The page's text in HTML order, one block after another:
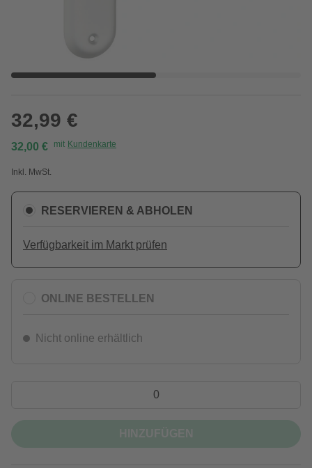
32,99 €
32,00 € mit Kundenkarte
Inkl. MwSt.
RESERVIEREN & ABHOLEN
Verfügbarkeit im Markt prüfen
ONLINE BESTELLEN
Nicht online erhältlich